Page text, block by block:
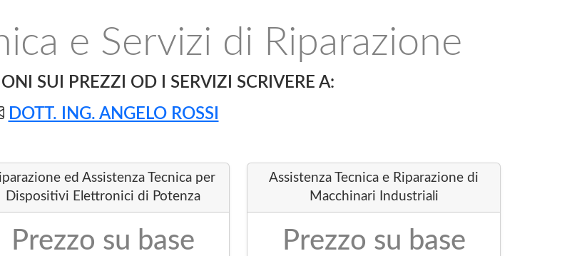
e Servizi di Riparazione
SUI PREZZI OD I SERVIZI SCRIVERE A:
DOTT. ING. ANGELO ROSSI
ed Assistenza Tecnica per
Dispositivi Elettronici di Potenza
Prezzo su base
Assistenza Tecnica e Riparazione di
Macchinari Industriali
Prezzo su base